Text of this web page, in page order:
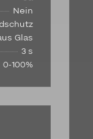
Nein
Glas
3 s
0-100%